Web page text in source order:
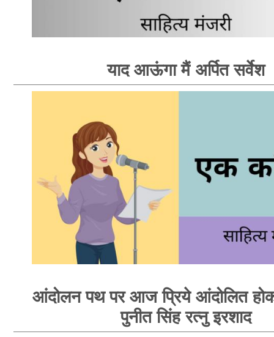
याद आऊंगा मैं अर्पित सर्वेश
आंदोलन पथ पर आज प्रिये आंदोलित
पुनीत सिंह रत्नु इरशाद